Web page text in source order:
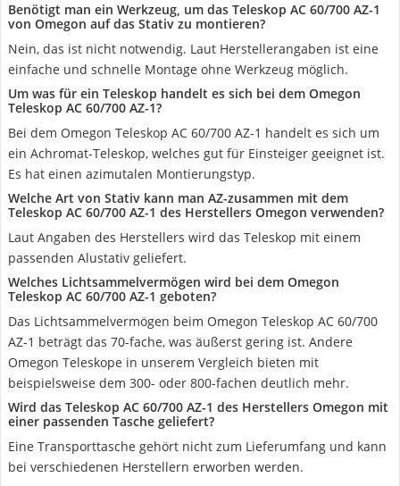
Benötigt man ein Werkzeug, um das Teleskop AC 60/700 AZ-1
von Omegon auf das Stativ zu montieren?
Nein, das ist nicht notwendig. Laut Herstellerangaben ist eine
einfache und schnelle Montage ohne Werkzeug möglich.
Um was für ein Teleskop handelt es sich bei dem Omegon
Teleskop AC 60/700 AZ-1?
Bei dem Omegon Teleskop AC 60/700 AZ-1 handelt es sich um
ein Achromat-Teleskop, welches gut für Einsteiger geeignet ist.
Es hat einen azimutalen Montierungstyp.
Welche Art von Stativ kann man AZ-zusammen mit dem
Teleskop AC 60/700 AZ-1 des Herstellers Omegon verwenden?
Laut Angaben des Herstellers wird das Teleskop mit einem
passenden Alustativ geliefert.
Welches Lichtsammelvermögen wird bei dem Omegon
Teleskop AC 60/700 AZ-1 geboten?
Das Lichtsammelvermögen beim Omegon Teleskop AC 60/700
AZ-1 beträgt das 70-fache, was äußerst gering ist. Andere
Omegon Teleskope in unserem Vergleich bieten mit
beispielsweise dem 300- oder 800-fachen deutlich mehr.
Wird das Teleskop AC 60/700 AZ-1 des Herstellers Omegon mit
einer passenden Tasche geliefert?
Eine Transporttasche gehört nicht zum Lieferumfang und kann
bei verschiedenen Herstellern erworben werden.